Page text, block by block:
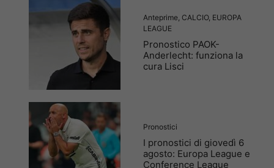
Anteprime, CALCIO, EUROPA
LEAGUE
Pronostico PAOK-
Anderlecht: funziona la
cura Lisci
Pronostici
I pronostici di giovedì 6
agosto: Europa League e
Conference League